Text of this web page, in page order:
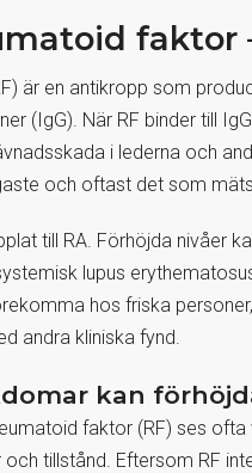
faktor
är en antikropp som
(IgG). När RF binder till
i lederna och
och oftast det som
till RA. Förhöjda nivåer
lupus
hos friska
andra kliniska fynd.
kan
faktor (RF) ses
tillstånd. Eftersom RF